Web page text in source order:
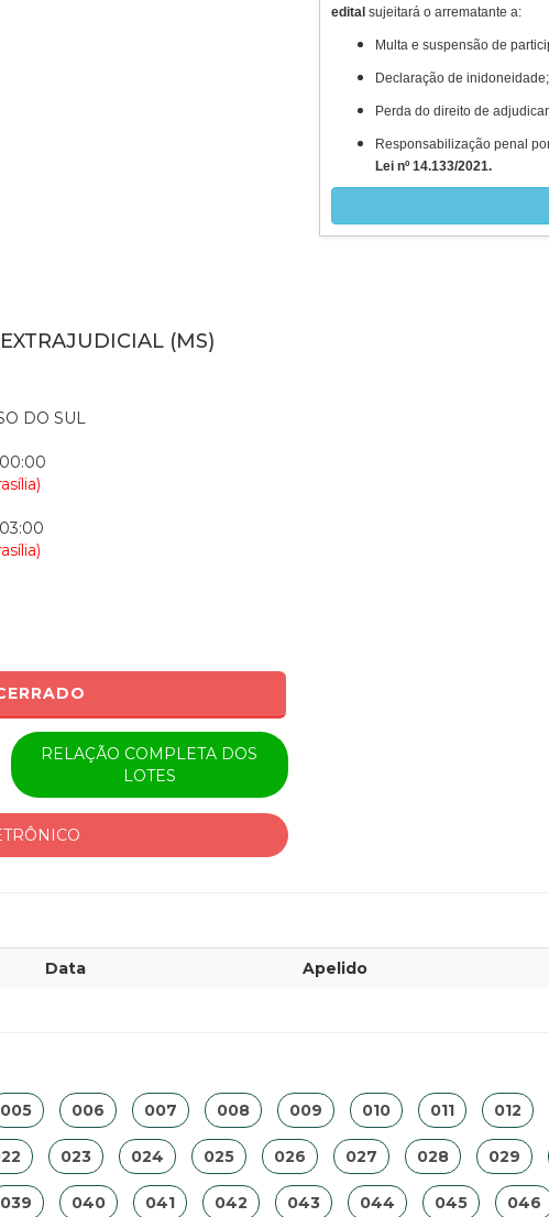
edital sujeitará o arrematante a:
Multa e suspensão de
Declaração de inidoneidade;
Perda do direito de
Responsabilização penal
Lei nº 14.133/2021.
(MS)
DO SUL
RELAÇÃO COMPLETA DOS
LOTES
Data Apelido
005 006 007 008 009 010 011 012
023 024 025 026 027 028 029
039 040 041 042 043 044 045 046